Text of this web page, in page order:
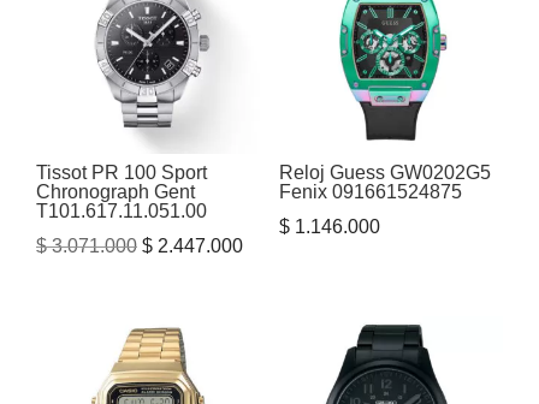
Tissot PR 100 Sport
Chronograph Gent
T101.617.11.051.00
$3.071.000 El
era:
$ 3.071.000.
$ 2.447.000El
$ 2.447.000.
Reloj Guess GW0202G5
Fenix 091661524875
$1.146.000